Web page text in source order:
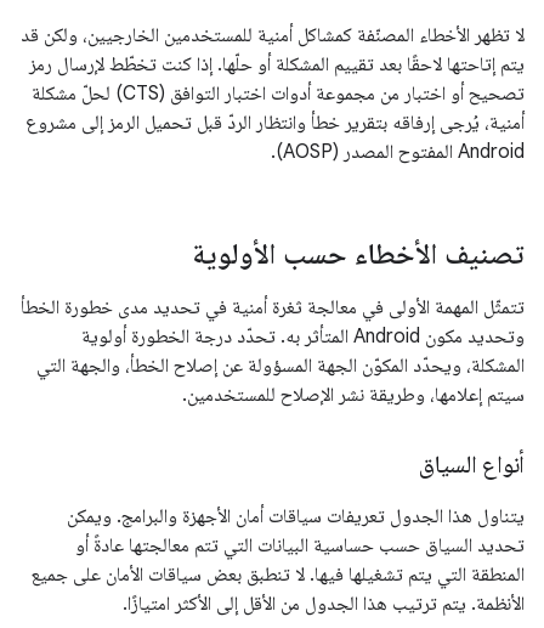
لا تظهر الأخطاء المصنّفة كمشاكل أمنية للمستخدمين الخارجيين، ولكن قد
يتم إتاحتها لاحقًا بعد تقييم المشكلة أو حلّها. إذا كنت تخطّط لإرسال رمز
تصحيح أو اختبار من مجموعة أدوات اختبار التوافق (CTS) لحلّ مشكلة
أمنية، يُرجى إرفاقه بتقرير خطأ وانتظار الردّ قبل تحميل الرمز إلى مشروع
Android المفتوح المصدر (AOSP).
تصنيف الأخطاء حسب الأولوية
تتمثّل المهمة الأولى في معالجة ثغرة أمنية في تحديد مدى خطورة الخطأ
وتحديد مكون Android المتأثر به. تحدّد درجة الخطورة أولوية
المشكلة، ويحدّد المكوّن الجهة المسؤولة عن إصلاح الخطأ، والجهة التي
سيتم إعلامها، وطريقة نشر الإصلاح للمستخدمين.
أنواع السياق
يتناول هذا الجدول تعريفات سياقات أمان الأجهزة والبرامج. ويمكن
تحديد السياق حسب حساسية البيانات التي تتم معالجتها عادةً أو
المنطقة التي يتم تشغيلها فيها. لا تنطبق بعض سياقات الأمان على جميع
الأنظمة. يتم ترتيب هذا الجدول من الأقل إلى الأكثر امتيازًا.